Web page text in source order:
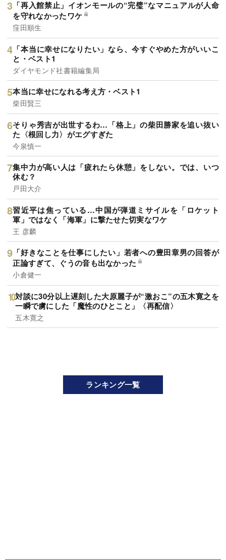
「再入館禁止」イオンモールの“完璧”なマニュアルが人命
を守れなかったワケ
窪田順生
「本当に幸せになりたい」なら、今すぐやめた方がいいこ
と・ベスト1
ダイヤモンド社書籍編集局
本当に幸せになれる考え方・ベスト1
柴田賢三
そりゃ秀吉が出世するわ…「格上」の柴田勝家を追い抜い
た〈根回し力〉がエグすぎた
今泉慎一
集中力が高い人は「疲れたら休憩」をしない。では、いつ
休む？
戸田大介
習近平は焦っている…中国が弾道ミサイルを「ロケット
軍」ではなく「海軍」に撃たせた切実なワケ
王 彦麟
「好きなことを仕事にしたい」若者への豊田章男の回答が
正論すぎて、ぐうの音も出なかった
小倉健一
対談に30分以上遅刻した大原麗子が“激おこ”の五木寛之を
一瞬で虜にした「魔性のひとこと」〈再配信〉
五木寛之
ランキング一覧